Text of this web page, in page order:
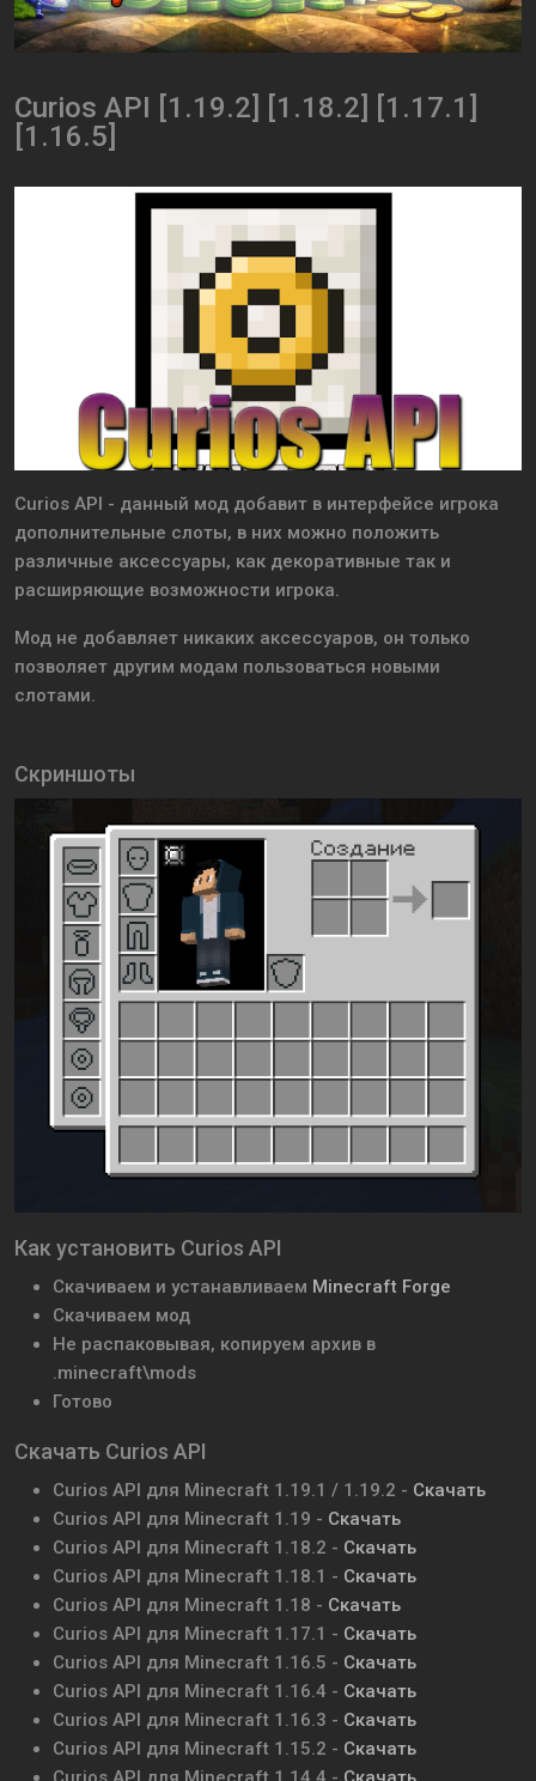
Curios API [1.19.2] [1.18.2] [1.17.1]
[1.16.5]
Curios API - данный мод добавит в интерфейсе игрока
дополнительные слоты, в них можно положить
различные аксессуары, как декоративные так и
расширяющие возможности игрока.
Мод не добавляет никаких аксессуаров, он только
позволяет другим модам пользоваться новыми
слотами.
Скриншоты
Как установить Curios API
Скачиваем и устанавливаем Minecraft Forge
Скачиваем мод
Не распаковывая, копируем архив в
.minecraft\mods
Готово
Скачать Curios API
Curios API для Minecraft 1.19.1 / 1.19.2 - Скачать
Curios API для Minecraft 1.19 - Скачать
Curios API для Minecraft 1.18.2 - Скачать
Curios API для Minecraft 1.18.1 - Скачать
Curios API для Minecraft 1.18 - Скачать
Curios API для Minecraft 1.17.1 - Скачать
Curios API для Minecraft 1.16.5 - Скачать
Curios API для Minecraft 1.16.4 - Скачать
Curios API для Minecraft 1.16.3 - Скачать
Curios API для Minecraft 1.15.2 - Скачать